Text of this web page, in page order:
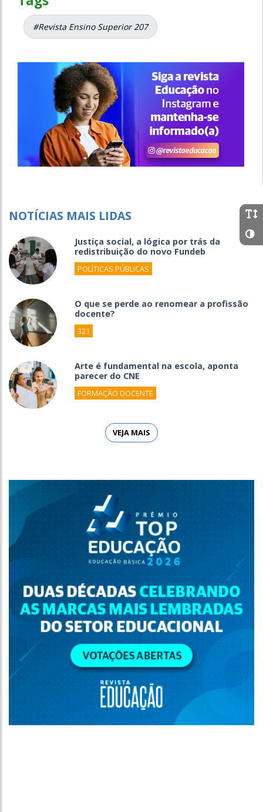
#Revista Ensino Superior 207
NOTÍCIAS MAIS LIDAS
Justiça social, a lógica por trás da
redistribuição do novo Fundeb
POLÍTICAS PÚBLICAS
O que se perde ao renomear a profissão
docente?
321
Arte é fundamental na escola, aponta
parecer do CNE
FORMAÇÃO DOCENTE
VEJA MAIS